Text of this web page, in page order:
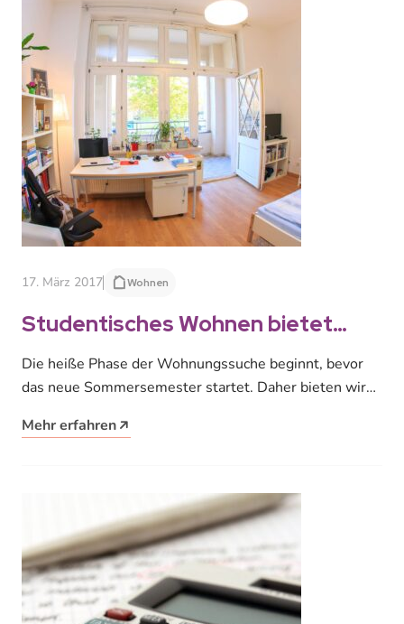
17. März 2017 Wohnen
Studentisches Wohnen bietet
zusätzliche Sprechzeiten
Die heiße Phase der Wohnungssuche beginnt, bevor
das neue Sommersemester startet. Daher bieten wir
Mehr erfahren